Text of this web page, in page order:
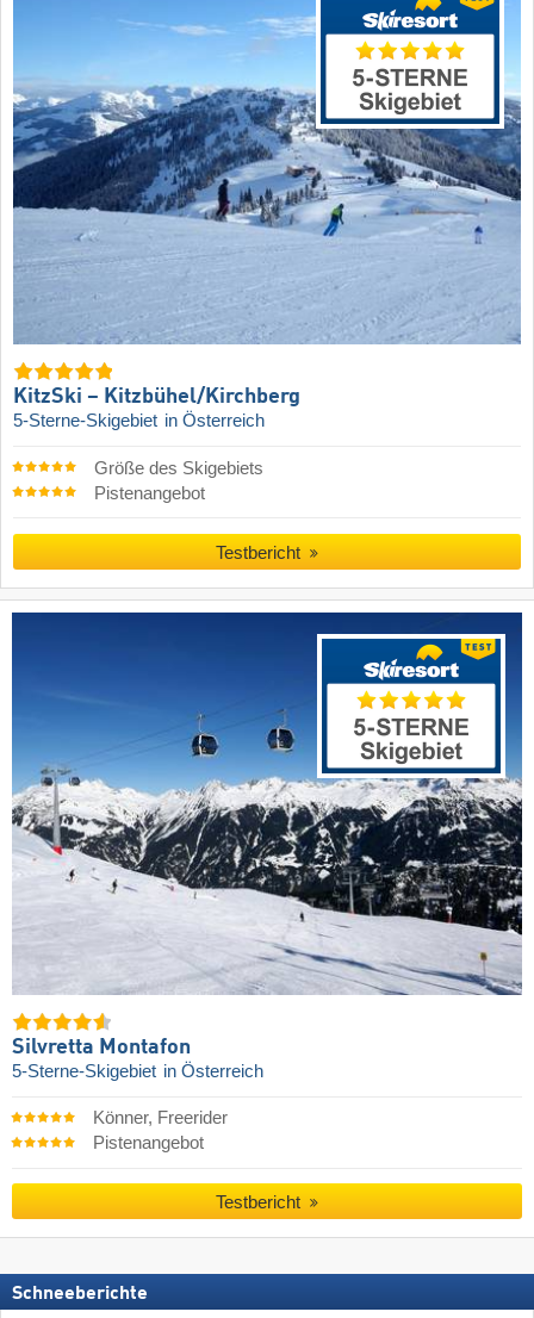
KitzSki – Kitzbühel/​Kirchberg
5-Sterne-Skigebiet in Österreich
Größe des Skigebiets
Pistenangebot
Testbericht
Silvretta Montafon
5-Sterne-Skigebiet in Österreich
Könner, Freerider
Pistenangebot
Testbericht
Schneeberichte